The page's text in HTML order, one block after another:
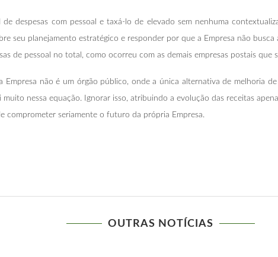
despesas com pessoal e taxá-lo de elevado sem nenhuma
seu planejamento estratégico e responder por que a Empresa não
de pessoal no total, como ocorreu com as demais empresas postais que
Empresa não é um órgão público, onde a única alternativa de melhoria
nessa equação. Ignorar isso, atribuindo a evolução das receitas
comprometer seriamente o futuro da própria Empresa.
OUTRAS NOTÍCIAS